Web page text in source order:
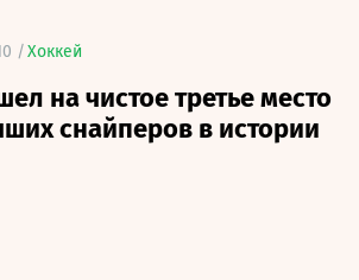
/Хоккей
на чистое третье место
снайперов в истории